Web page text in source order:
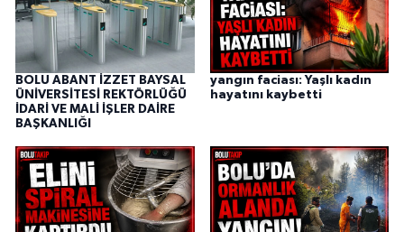
BOLU ABANT İZZET BAYSAL
ÜNİVERSİTESİ REKTÖRLÜĞÜ
İDARİ VE MALİ İŞLER DAİRE
BAŞKANLIĞI
yangın faciası: Yaşlı kadın
hayatını kaybetti